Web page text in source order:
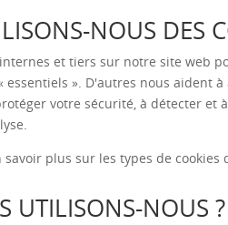
NOUS DES
et tiers sur notre site web
essentiels ». D'autres nous
votre sécurité, à détecter et
savoir plus sur les types de
UTILISONS-NOUS ?